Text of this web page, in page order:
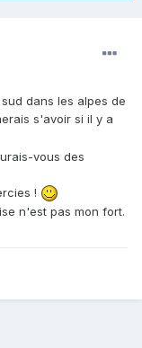
dans les alpes de
s'avoir si il y a
vous des
!
n'est pas mon fort.